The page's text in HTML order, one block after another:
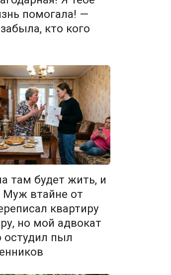
помогала! —
кто кого
там будет жить, и
Муж втайне от
квартиру
но мой адвокат
остудил пыл